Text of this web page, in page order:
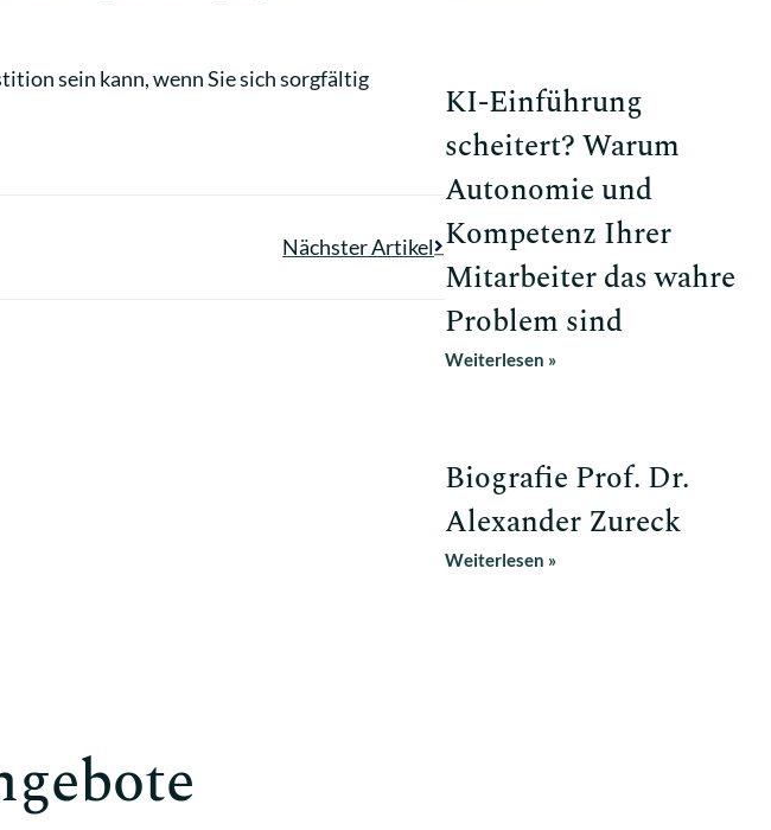
sein kann, wenn Sie sich sorgfältig
Nächster Artikel
KI-Einführung
scheitert? Warum
Autonomie und
Kompetenz Ihrer
Mitarbeiter das wahre
Problem sind
Weiterlesen »
Biografie Prof. Dr.
Alexander Zureck
Weiterlesen »